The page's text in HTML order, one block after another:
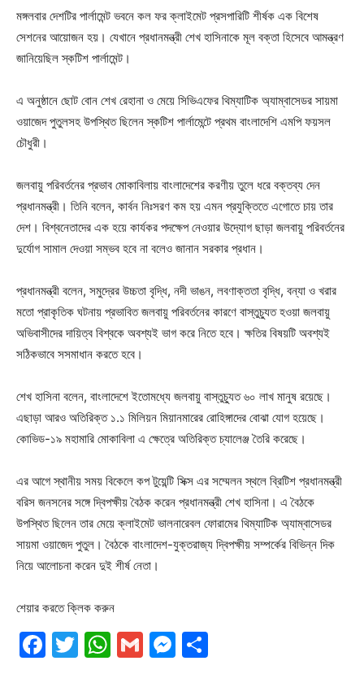
মঙ্গলবার দেশটির পার্লামেন্ট ভবনে কল ফর ক্লাইমেট প্রসপারিটি শীর্ষক এক বিশেষ
সেশনের আয়োজন হয়। যেখানে প্রধানমন্ত্রী শেখ হাসিনাকে মূল বক্তা হিসেবে আমন্ত্রণ
জানিয়েছিল স্কটিশ পার্লামেন্ট।
এ অনুষ্ঠানে ছোট বোন শেখ রেহানা ও মেয়ে সিভিএফের থিম্যাটিক অ্যাম্বাসেডর সায়মা
ওয়াজেদ পুতুলসহ উপস্থিত ছিলেন স্কটিশ পার্লামেন্টে প্রথম বাংলাদেশি এমপি ফয়সল
চৌধুরী।
জলবায়ু পরিবর্তনের প্রভাব মোকাবিলায় বাংলাদেশের করণীয় তুলে ধরে বক্তব্য দেন
প্রধানমন্ত্রী। তিনি বলেন, কার্বন নিঃসরণ কম হয় এমন প্রযুক্তিতে এগোতে চায় তার
দেশ। বিশ্বনেতাদের এক হয়ে কার্যকর পদক্ষেপ নেওয়ার উদ্যোগ ছাড়া জলবায়ু পরিবর্তনের
দুর্যোগ সামাল দেওয়া সম্ভব হবে না বলেও জানান সরকার প্রধান।
প্রধানমন্ত্রী বলেন, সমুদ্রের উচ্চতা বৃদ্ধি, নদী ভাঙন, লবণাক্ততা বৃদ্ধি, বন্যা ও খরার
মতো প্রাকৃতিক ঘটনায় প্রভাবিত জলবায়ু পরিবর্তনের কারণে বাস্তুচ্যুত হওয়া জলবায়ু
অভিবাসীদের দায়িত্ব বিশ্বকে অবশ্যই ভাগ করে নিতে হবে। ক্ষতির বিষয়টি অবশ্যই
সঠিকভাবে সসমাধান করতে হবে।
শেখ হাসিনা বলেন, বাংলাদেশে ইতোমধ্যে জলবায়ু বাস্তুচ্যুত ৬০ লাখ মানুষ রয়েছে।
এছাড়া আরও অতিরিক্ত ১.১ মিলিয়ন মিয়ানমারের রোহিঙ্গাদের বোঝা যোগ হয়েছে।
কোভিড-১৯ মহামারি মোকাবিলা এ ক্ষেত্রে অতিরিক্ত চ্যালেঞ্জ তৈরি করেছে।
এর আগে স্থানীয় সময় বিকেলে কপ টুয়েন্টি সিক্স এর সম্মেলন স্থলে ব্রিটিশ প্রধানমন্ত্রী
বরিস জনসনের সঙ্গে দ্বিপক্ষীয় বৈঠক করেন প্রধানমন্ত্রী শেখ হাসিনা। এ বৈঠকে
উপস্থিত ছিলেন তার মেয়ে ক্লাইমেট ভালনারেবল ফোরামের থিম্যাটিক অ্যাম্বাসেডর
সায়মা ওয়াজেদ পুতুল। বৈঠকে বাংলাদেশ-যুক্তরাজ্য দ্বিপক্ষীয় সম্পর্কের বিভিন্ন দিক
নিয়ে আলোচনা করেন দুই শীর্ষ নেতা।
শেয়ার করতে ক্লিক করুন
Facebook
Twitter
WhatsApp
GmailMessenger